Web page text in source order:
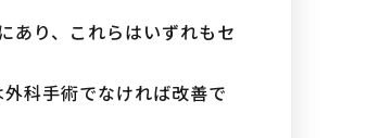
あり、これらはいずれもセ
科手術でなければ改善で